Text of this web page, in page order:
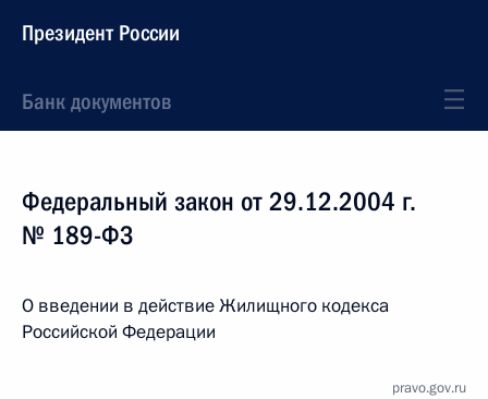
Президент России
Банк документов
Федеральный закон от 29.12.2004 г.
№ 189-ФЗ
О введении в действие Жилищного кодекса
Российской Федерации
pravo.gov.ru